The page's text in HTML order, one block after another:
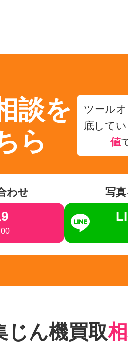
談を
ら
ツール
底して
値
わせ 写
じん機買取